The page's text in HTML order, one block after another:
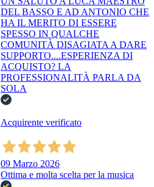
DEL BASSO E AD ANTONIO CHE
HA IL MERITO DI ESSERE
SPESSO IN QUALCHE
COMUNITÀ DISAGIATA A DARE
SUPPORTO....ESPERIENZA DI
ACQUISTO? LA
PROFESSIONALITÀ PARLA DA
SOLA
Acquirente verificato
09 Marzo 2026
Ottima e molta scelta per la musica